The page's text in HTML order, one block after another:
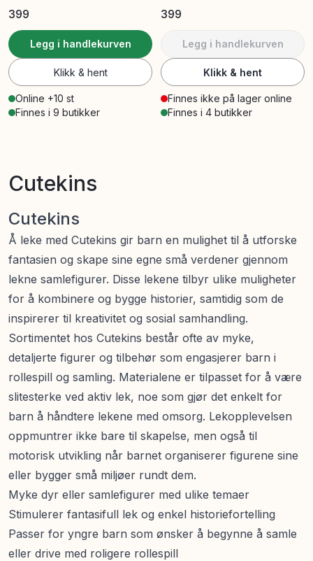
399
Legg i handlekurven
Klikk & hent
Online +10 st
Finnes i 9 butikker
399
Legg i handlekurven
Klikk & hent
Finnes ikke på lager online
Finnes i 4 butikker
Cutekins
Cutekins
Å leke med Cutekins gir barn en mulighet til å utforske
fantasien og skape sine egne små verdener gjennom
lekne samlefigurer. Disse lekene tilbyr ulike muligheter
for å kombinere og bygge historier, samtidig som de
inspirerer til kreativitet og sosial samhandling.
Sortimentet hos Cutekins består ofte av myke,
detaljerte figurer og tilbehør som engasjerer barn i
rollespill og samling. Materialene er tilpasset for å være
slitesterke ved aktiv lek, noe som gjør det enkelt for
barn å håndtere lekene med omsorg. Lekopplevelsen
oppmuntrer ikke bare til skapelse, men også til
motorisk utvikling når barnet organiserer figurene sine
eller bygger små miljøer rundt dem.
Myke dyr eller samlefigurer med ulike temaer
Stimulerer fantasifull lek og enkel historiefortelling
Passer for yngre barn som ønsker å begynne å samle
eller drive med roligere rollespill